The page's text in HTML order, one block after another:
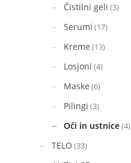
Čistilni geli (3)
Serumi (17)
Kreme (13)
Losjoni (4)
Maske (6)
Pilingi (3)
Oči in ustnice(4)
TELO (33)